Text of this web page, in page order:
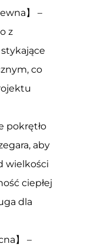
】 –
z
co
pokrętło
aby
wielkości
ciepłej
dla
】 –